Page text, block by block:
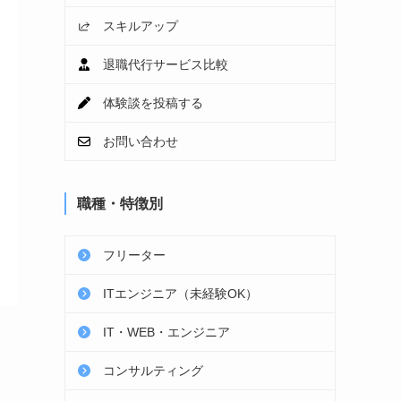
スキルアップ
退職代行サービス比較
体験談を投稿する
お問い合わせ
職種・特徴別
フリーター
ITエンジニア（未経験OK）
IT・WEB・エンジニア
コンサルティング